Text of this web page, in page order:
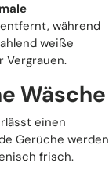
während
weiße
Vergrauen.
Wäsche
einen
Gerüche werden
frisch.